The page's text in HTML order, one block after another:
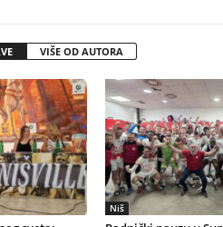
VIŠE OD AUTORA
Niš